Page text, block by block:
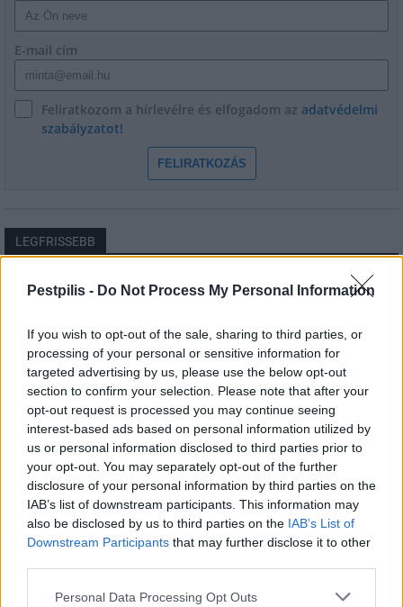
Pestpilis - Do Not Process My Personal Information
If you wish to opt-out of the sale, sharing to third parties, or
processing of your personal or sensitive information for
targeted advertising by us, please use the below opt-out
section to confirm your selection. Please note that after your
opt-out request is processed you may continue seeing
interest-based ads based on personal information utilized by
us or personal information disclosed to third parties prior to
your opt-out. You may separately opt-out of the further
disclosure of your personal information by third parties on the
IAB’s list of downstream participants. This information may
also be disclosed by us to third parties on the IAB’s List of
Downstream Participants that may further disclose it to other
Personal Data Processing Opt Outs
E-mail cím
Feliratkozom a hírlevélre és elfogadom az adatvédelmi
szabályzatot!
FELIRATKOZÁS
LEGFRISSEBB
Országos
Megérkezett az eső a Duna vízgyűjtőjére
Helyi
Amire többmillióan vártunk: szombattól
másodfokúra csökken a riasztás
Pest megye
Fából épül Budakeszi új óvodája